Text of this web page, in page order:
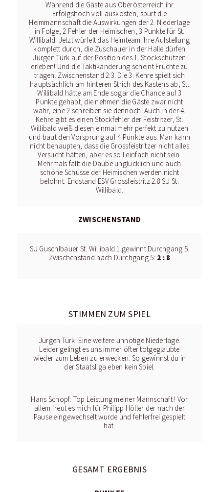
Während die Gäste aus Oberösterreich ihr
Erfolgshoch voll auskosten, spürt die
Heimmannschaft die Auswirkungen der 2. Niederlage
in Folge, 2 Fehler der Heimischen, 3 Punkte für St.
Willibald. Jetzt würfelt das Heimteam ihre Aufstellung
komplett durch, die Zuschauer in der Halle dürfen
Jürgen Türk auf der Position des 1. Stockschützen
erleben! Und die Taktikänderung scheint Früchte zu
tragen. Zwischenstand 2:3. Die 3. Kehre spielt sich
hauptsächlich am hinteren Strich des Kastens ab, St.
Willibald hätte am Ende sogar die Chance auf 3
Punkte gehabt, die nehmen die Gäste zwar nicht
wahr, eine 2 schreiben sie dennoch. Auch in der 4.
Kehre gibt es einen Stockfehler der Feistritzer, St.
Willibald weiß diesen einmal mehr perfekt zu nutzen
und baut den Vorsprung auf 4 Punkte aus. Man kann
nicht behaupten, dass die Grossfeistritzer nicht alles
Versucht hätten, aber es soll einfach nicht sein.
Mehrmals fällt die Daube unglücklich und auch
schöne Schüsse der Heimischen werden nicht
belohnt. Endstand ESV Grossfeistritz 2:8 SU St.
Willibald.
ZWISCHENSTAND
SU Guschlbauer St. Willibald 1 gewinnt Durchgang 5.
Zwischenstand nach Durchgang 5: 2 : 8
STIMMEN ZUM SPIEL
Jürgen Türk: Eine weitere unnötige Niederlage.
Leider gelingt es uns immer öfter totgeglaubte
wieder zum Leben zu erwecken. So gewinnst du in
der Staatsliga eben kein Spiel.
Hans Schopf: Top Leistung meiner Mannschaft ! Vor
allem freut es mich für Philipp Höller der nach der
Pause eingewechselt wurde und fehlerfrei gespielt
hat.
GESAMT ERGEBNIS